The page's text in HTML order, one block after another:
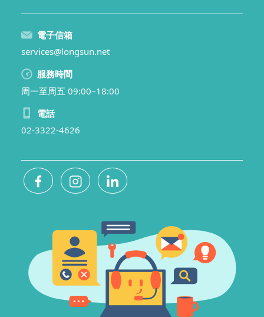
電子信箱
services@longsun.net
服務時間
周一至周五 09:00–18:00
電話
02-3322-4626